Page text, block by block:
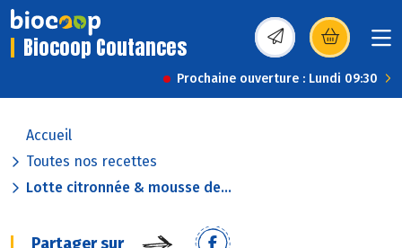
Biocoop Coutances (s’ouvre dans une
Prochaine ouverture : Lundi 09:30
Accueil
Toutes nos recettes
Lotte citronnée & mousse de...
Partager sur